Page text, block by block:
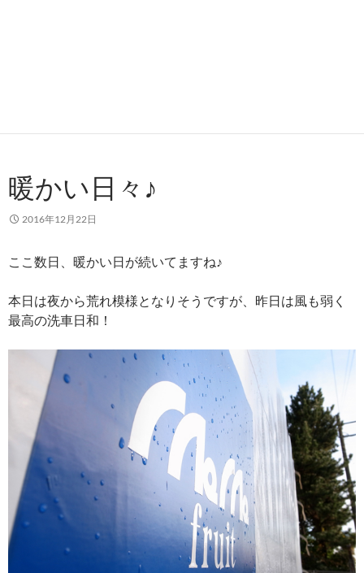
暖かい日々♪
2016年12月22日
ここ数日、暖かい日が続いてますね♪
本日は夜から荒れ模様となりそうですが、昨日は風も弱く
最高の洗車日和！